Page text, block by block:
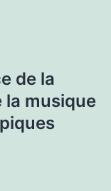
de la
la musique